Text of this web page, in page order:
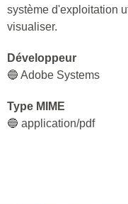
système d'exploitation
visualiser.
Développeur
🔵 Adobe Systems
Type MIME
🔵 application/pdf